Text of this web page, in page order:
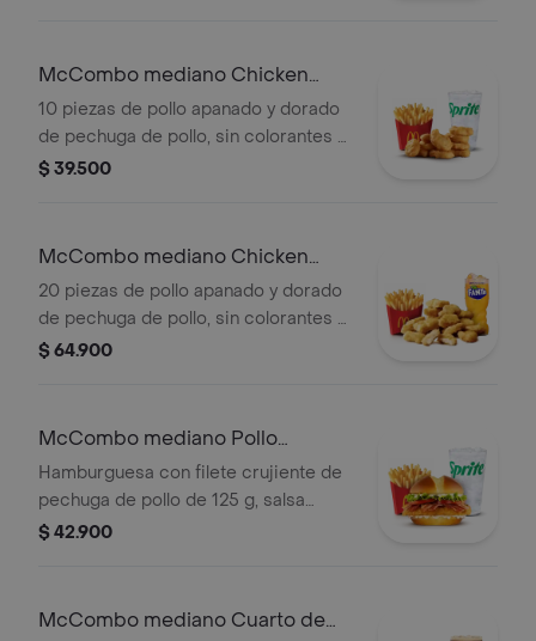
mediana a elección.
McCombo mediano Chicken
McNuggets 10 pzas
10 piezas de pollo apanado y dorado
de pechuga de pollo, sin colorantes ni
conservantes artificiales.
elección.
$ 39.500
McCombo mediano Chicken
McNuggets de 20 pzas
20 piezas de pollo apanado y dorado
de pechuga de pollo, sin colorantes ni
conservantes artificiales.
elección.
$ 64.900
McCombo mediano Pollo
McCrispy Bacon Ranch
Hamburguesa con filete crujiente de
pechuga de pollo de 125 g, salsa
ranch, tocineta ahumada, lechuga
medianas y bebida mediana a
$ 42.900
McCombo mediano Cuarto de